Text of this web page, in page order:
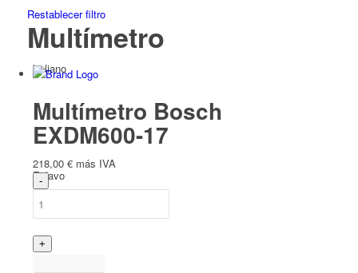
Italiano
Eslavo
Restablecer filtro
Multímetro
Multímetro Bosch
EXDM600-17
218,00 € más IVA